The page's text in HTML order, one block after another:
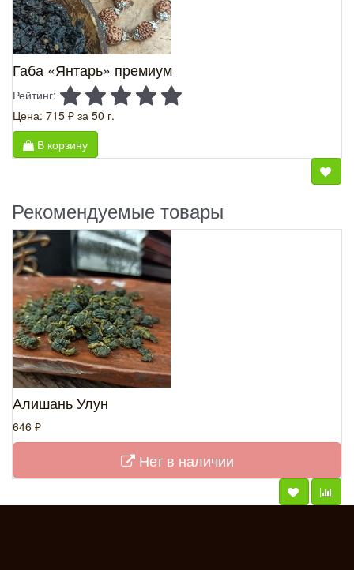
Габа «Янтарь» премиум
Рейтинг:
Цена: 715 ₽ за 50 г.
В корзину
Рекомендуемые товары
Алишань Улун
646 ₽
Нет в наличии